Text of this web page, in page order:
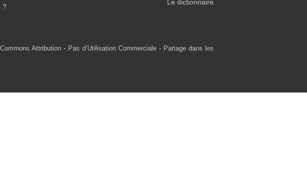
?
Le dictionnaire
Attribution - Pas d’Utilisation Commerciale - Partage dans les